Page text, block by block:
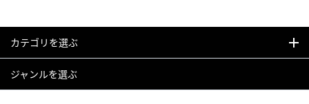
カテゴリを選ぶ
ジャンルを選ぶ